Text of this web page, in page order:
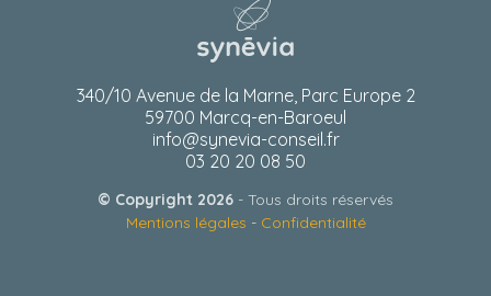
340/10 Avenue de la Marne, Parc Europe 2
59700 Marcq-en-Baroeul
info@synevia-conseil.fr
03 20 20 08 50
© Copyright 2026 - Tous droits réservés
Mentions légales - Confidentialité